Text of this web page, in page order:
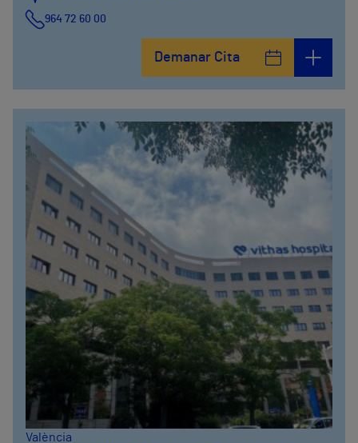
964 72 60 00
Demanar Cita
València